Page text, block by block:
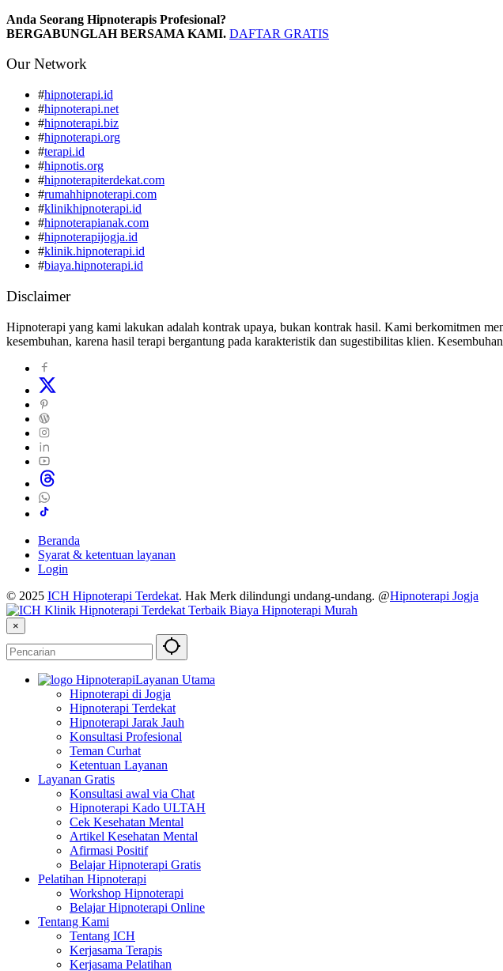
Anda Seorang Hipnoterapis Profesional?
BERGABUNGLAH BERSAMA KAMI. DAFTAR GRATIS
Our Network
#hipnoterapi.id
#hipnoterapi.net
#hipnoterapi.biz
#hipnoterapi.org
#terapi.id
#hipnotis.org
#hipnoterapiterdekat.com
#rumahhipnoterapi.com
#klinikhipnoterapi.id
#hipnoterapianak.com
#hipnoterapijogja.id
#klinik.hipnoterapi.id
#biaya.hipnoterapi.id
Disclaimer
Hipnoterapi yang kami lakukan adalah kontrak upaya, bukan kontrak hasil. Kami berkomitmen
kesembuhan, karena hasil terapi bergantung pada karakteristik dan sugestibilitas klien.
Beranda
Syarat & ketentuan layanan
Login
© 2025 ICH Hipnoterapi Terdekat. Hak Merk dilindungi undang-undang. @Hipnoterapi Jogja
×
Layanan Utama
Hipnoterapi di Jogja
Hipnoterapi Terdekat
Hipnoterapi Jarak Jauh
Konsultasi Profesional
Teman Curhat
Ketentuan Layanan
Layanan Gratis
Konsultasi awal via Chat
Hipnoterapi Kado ULTAH
Cek Kesehatan Mental
Artikel Kesehatan Mental
Afirmasi Positif
Belajar Hipnoterapi Gratis
Pelatihan Hipnoterapi
Workshop Hipnoterapi
Belajar Hipnoterapi Online
Tentang Kami
Tentang ICH
Kerjasama Terapis
Kerjasama Pelatihan